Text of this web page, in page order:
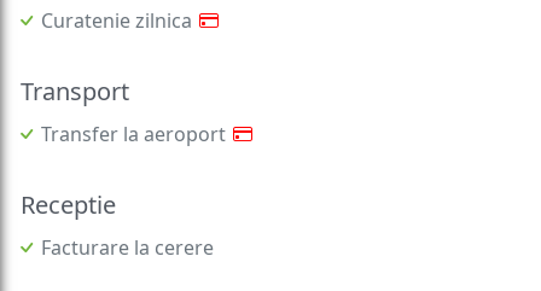
Curatenie zilnica
Transport
Transfer la aeroport
Receptie
Facturare la cerere